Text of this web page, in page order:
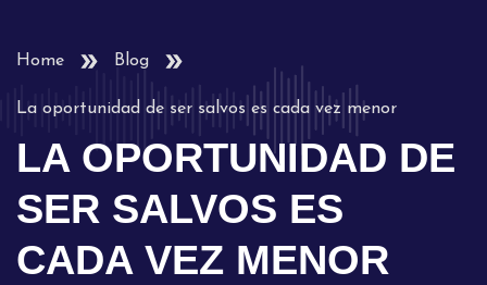
Home Blog
La oportunidad de ser salvos es cada vez menor
LA OPORTUNIDAD DE
SER SALVOS ES
CADA VEZ MENOR